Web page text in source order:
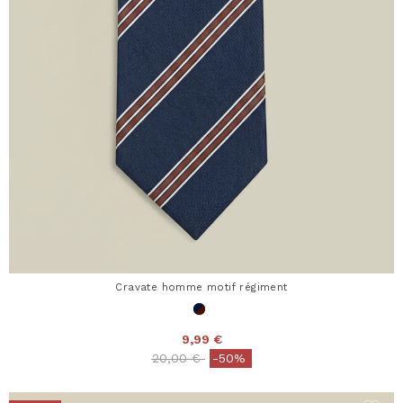
Cravate homme motif régiment
9,99 €
Price reduced from
20,00 €to-50%